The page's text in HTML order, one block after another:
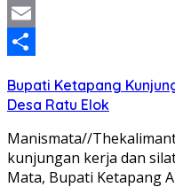
Twitter
Email
Bupati Ketapang
Desa Ratu Elok
Manismata//
kunjungan kerja dan
Mata, Bupati Ketapang